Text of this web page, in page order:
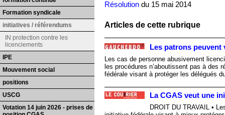
Résolution du 15 mai 2014
Articles de cette rubrique
Les patrons peuvent
Les cas de personne abusivement
les procédures n’aboutissent pas à des
fédérale visant à protéger les délégués
La CGAS veut une
DROIT DU TRAVAIL •
Formation syndicale
initiatives / référendums
IN protection contre les
licenciements
IPE
Mouvement social
positions
USCG
Votation 14 juin 2026 - prises de